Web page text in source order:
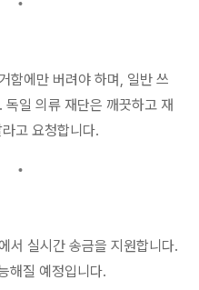
함에만 버려야 하며, 일반 쓰
일 의류 재단은 깨끗하고 재
고 요청합니다.
서 실시간 송금을 지원합니다.
해질 예정입니다.